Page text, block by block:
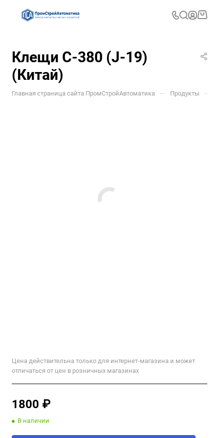
Клещи С-380 (J-19)
(Китай)
Главная страница сайта ПромСтройАвтоматика — Продукты —
Цена действительна только для интернет-магазина и может
отличаться от цен в розничных магазинах
1800 ₽
В наличии